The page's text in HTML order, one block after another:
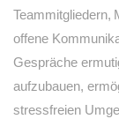
Teammitgliedern,
offene
Gespräche
aufzubauen,
stressfreien